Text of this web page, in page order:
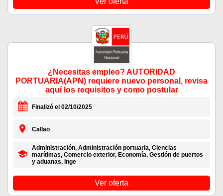
¿Necesitas empleo? AUTORIDAD
PORTUARIA(APN) requiere nuevo personal, revisa
aquí los requisitos y como postular
Finalizó el 02/10/2025
Callao
Administración, Administración portuaria, Ciencias
marítimas, Comercio exterior, Economía, Gestión de puertos
y aduanas, Inge
Ver oferta